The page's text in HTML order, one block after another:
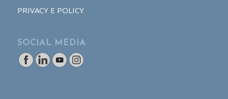
PRIVACY E POLICY
SOCIAL MEDIA